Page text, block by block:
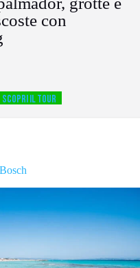
con
SCOPRI IL TOUR